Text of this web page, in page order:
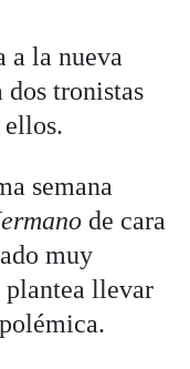
a la nueva
tronistas
ellos.
semana
de cara
muy
llevar